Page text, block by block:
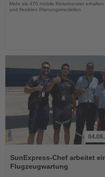
Mehr als 470 mobile Reiseberater
und flexiblen Planungsmodellen
Sie
die
Nachrichten
SunExpress-Chef arbeitet
Flugzeugwartung